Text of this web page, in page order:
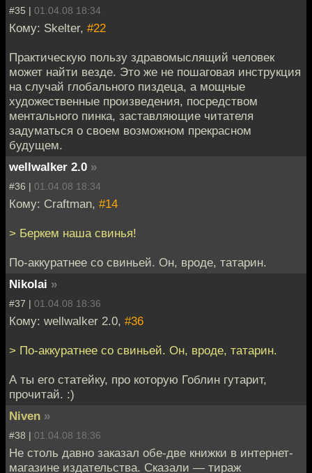
#35 | 01.04.08 18:34
Кому: Skelter, #22
Практическую пользу здравомыслящий человек
может найти везде. Это же не пошаговая инструкция
на случай глобального пиздеца, а мощные
художественные произведения, посредством
ментального пинка, заставляющие читателя
задуматься о своем возможном прекрасном
будущем.
wellwalker 2.0 »
#36 | 01.04.08 18:34
Кому: Craftman, #14
> Беркем наша свинья!
По-аккуратнее со свиньей. Он, вроде, татарин.
Nikolai »
#37 | 01.04.08 18:36
Кому: wellwalker 2.0, #36
> По-аккуратнее со свиньей. Он, вроде, татарин.
А ты его статейку, про которую Гоблин гутарит,
прочитай. :)
Niven »
#38 | 01.04.08 18:36
Не столь давно заказал обе-две книжки в интернет-
магазине издательства. Сказали — тираж